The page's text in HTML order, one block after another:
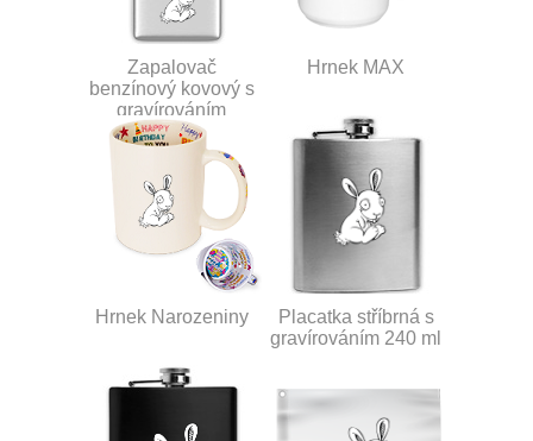
Zapalovač
benzínový kovový s
gravírováním
Hrnek MAX
Hrnek Narozeniny
Placatka stříbrná s
gravírováním 240 ml